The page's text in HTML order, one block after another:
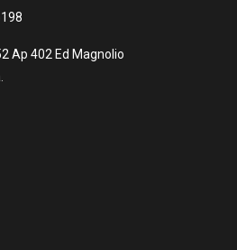
Ap 402 Ed Magnolio